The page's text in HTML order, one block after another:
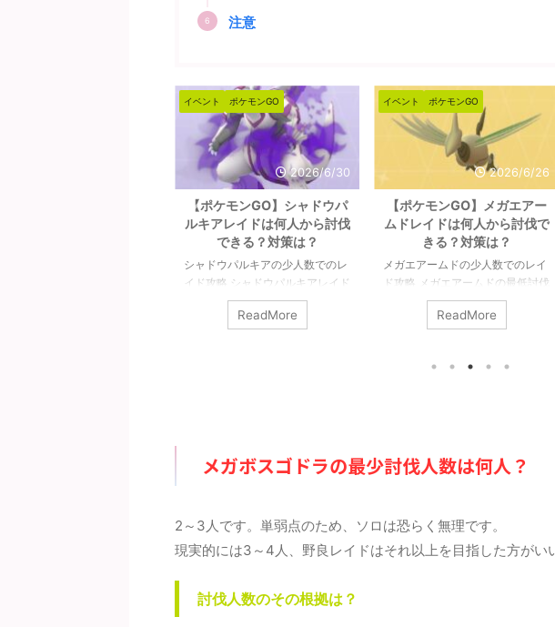
注意
イベント ポケモンGO
2026/6/30
【ポケモンGO】シャドウパ
ルキアレイドは何人から討伐
できる？対策は？
シャドウパルキアの少人数でのレ
イド攻略 シャドウパルキアレイド
の対策や感想など。シャドウパル
キアは2人で討伐可能です。条件
中段クラスとは。。。メガは実質
も困りませんので、収集していき
たいと思います。詳細については
下記記事をご覧ください。 シ ...
ReadMore
イベント ポケモンGO
2026/6/26
【ポケモンGO】メガエアー
ムドレイドは何人から討伐で
きる？対策は？
メガエアームドの少人数でのレイ
ド攻略 メガエアームドの最低討伐
人数は8人以上です。シールドを
破るのが8人であって、参加者す
あれば、最低人数はもっと少なく
が8枚）です。記事作成段階では
数のその根拠は？ 「メガシンカポ
ケモン」は必須です。メガエアー
ムドはシールドが8枚 ...
ReadMore
メガボスゴドラの最少討伐人数は何人？
2～3人です。単弱点のため、ソロは恐らく無理です。
現実的には3～4人、野良レイドはそれ以上を目指した方がい
討伐人数のその根拠は？